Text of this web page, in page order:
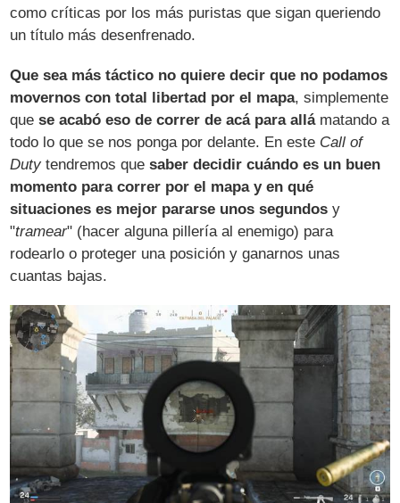
como críticas por los más puristas que sigan queriendo
un título más desenfrenado.
Que sea más táctico no quiere decir que no podamos
movernos con total libertad por el mapa, simplemente
quese acabó eso de correr de acá para allámatando a
todo lo que se nos ponga por delante. En este Call of
Duty tendremos quesaber decidir cuándo es un buen
momento para correr por el mapa y en qué
situaciones es mejor pararse unos segundos y
"tramear" (hacer alguna pillería al enemigo) para
rodearlo o proteger una posición y ganarnos unas
cuantas bajas.